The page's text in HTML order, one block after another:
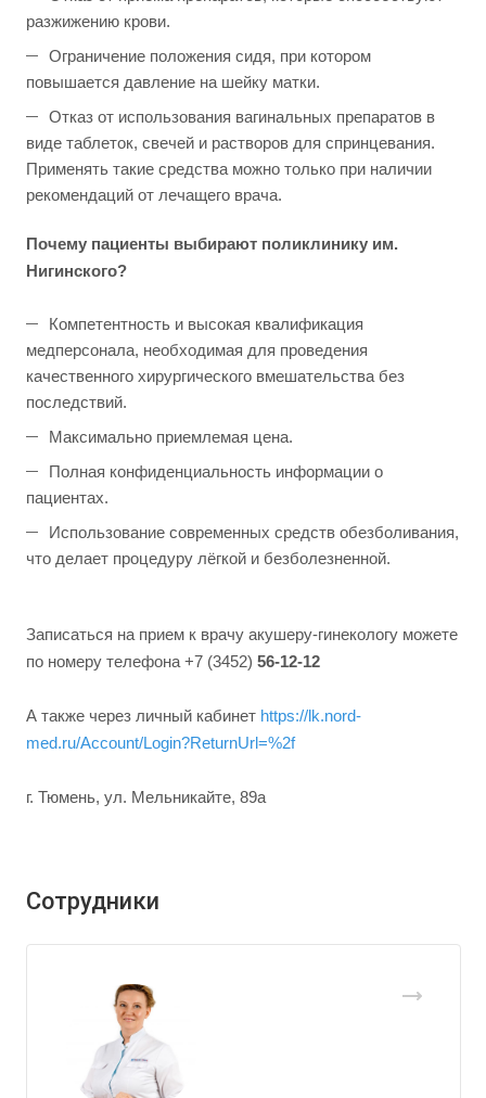
разжижению крови.
Ограничение положения сидя, при котором
повышается давление на шейку матки.
Отказ от использования вагинальных препаратов в
виде таблеток, свечей и растворов для спринцевания.
Применять такие средства можно только при наличии
рекомендаций от лечащего врача.
Почему пациенты выбирают поликлинику им.
Нигинского?
Компетентность и высокая квалификация
медперсонала, необходимая для проведения
качественного хирургического вмешательства без
последствий.
Максимально приемлемая цена.
Полная конфиденциальность информации о
пациентах.
Использование современных средств обезболивания,
что делает процедуру лёгкой и безболезненной.
Записаться на прием к врачу акушеру-гинекологу можете
по номеру телефона +7 (3452) 56-12-12
А также через личный кабинет https://lk.nord-
med.ru/Account/Login?ReturnUrl=%2f
г. Тюмень, ул. Мельникайте, 89а
Сотрудники